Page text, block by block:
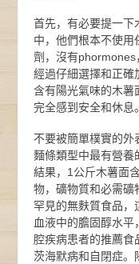
首先，有必要提一下
中，他們根本不使用
劑，沒有phormones
經過仔細選擇和正確
含有陽光氣味的木薯
完全感到安全和休息。
不要被簡單樸實的外
麵條類型中最有營養
結果，1公斤木薯面
物，礦物質和必需礦
罕見的無麩質食品，
血液中的膽固醇水
腔疾病患者的推薦食
茨海默病和自閉症。